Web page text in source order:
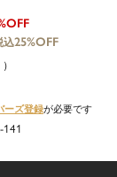
込25%OFF
ーズ登録が必要です
141